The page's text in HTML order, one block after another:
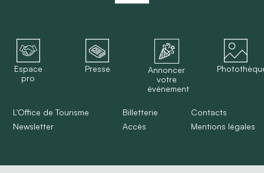
Espace
pro
Presse
Annoncer
votre
événement
L'Office de Tourisme
Newsletter
Billetterie
Accès
Contacts
Mentions légales